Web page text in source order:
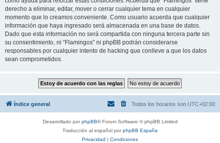
derecho a eliminar, editar, mover o cerrar cualquier tema en cualquier
momento que lo creamos conveniente. Como usuario acuerda que cualquier
información que haya ingresado será almacenada en una base de datos.
Dado que esta información no será compartida con ninguna tercera parte sin
su consentimiento, ni “Flamingos” ni phpBB podrán considerarse
responsables por cualquier intento de hacking que conlleve a que los datos
sean comprometidos.
Índice general Todos los horarios son UTC+02:00
Desarrollado porphpBB® Forum Software © phpBB Limited
Traducción al español porphpBB España
Privacidad | Condiciones